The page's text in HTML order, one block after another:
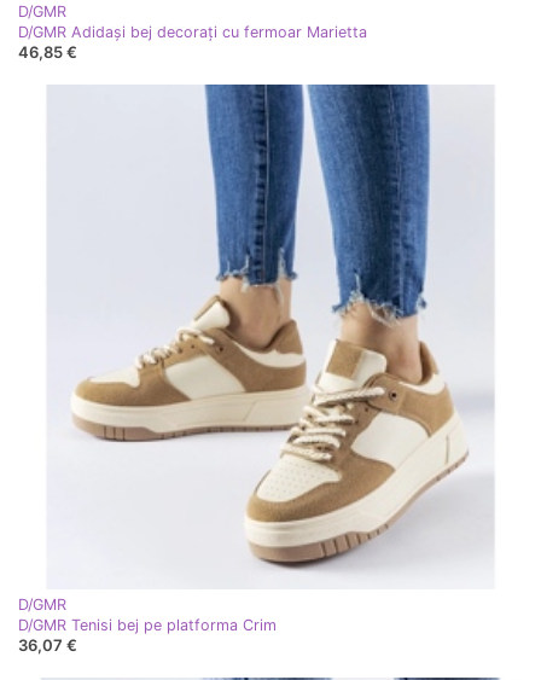
D/GMR
D/GMR Adidași bej decorați cu fermoar Marietta
46,85 €
D/GMR
D/GMR Tenisi bej pe platforma Crim
36,07 €